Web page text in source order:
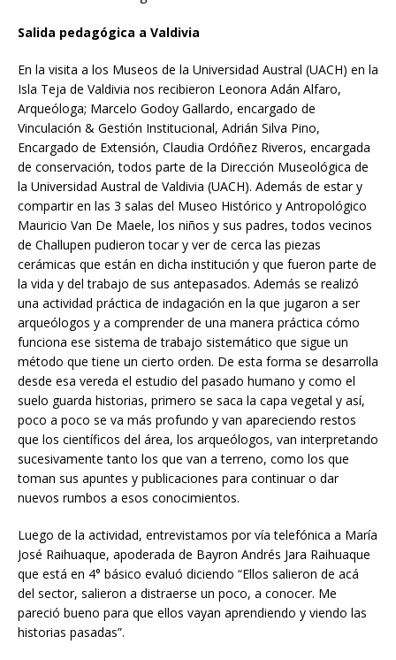
Salida pedagógica a Valdivia
En la visita a los Museos de la Universidad Austral (UACH) en la
Isla Teja de Valdivia nos recibieron Leonora Adán Alfaro,
Arqueóloga; Marcelo Godoy Gallardo, encargado de
Vinculación & Gestión Institucional, Adrián Silva Pino,
Encargado de Extensión, Claudia Ordóñez Riveros, encargada
de conservación, todos parte de la Dirección Museológica de
la Universidad Austral de Valdivia (UACH). Además de estar y
compartir en las 3 salas del Museo Histórico y Antropológico
Mauricio Van De Maele, los niños y sus padres, todos vecinos
de Challupen pudieron tocar y ver de cerca las piezas
cerámicas que están en dicha institución y que fueron parte de
la vida y del trabajo de sus antepasados. Además se realizó
una actividad práctica de indagación en la que jugaron a ser
arqueólogos y a comprender de una manera práctica cómo
funciona ese sistema de trabajo sistemático que sigue un
método que tiene un cierto orden. De esta forma se desarrolla
desde esa vereda el estudio del pasado humano y como el
suelo guarda historias, primero se saca la capa vegetal y así,
poco a poco se va más profundo y van apareciendo restos
que los científicos del área, los arqueólogos, van interpretando
sucesivamente tanto los que van a terreno, como los que
toman sus apuntes y publicaciones para continuar o dar
nuevos rumbos a esos conocimientos.
Luego de la actividad, entrevistamos por vía telefónica a María
José Raihuaque, apoderada de Bayron Andrés Jara Raihuaque
que está en 4° básico evaluó diciendo “Ellos salieron de acá
del sector, salieron a distraerse un poco, a conocer. Me
pareció bueno para que ellos vayan aprendiendo y viendo las
historias pasadas”.